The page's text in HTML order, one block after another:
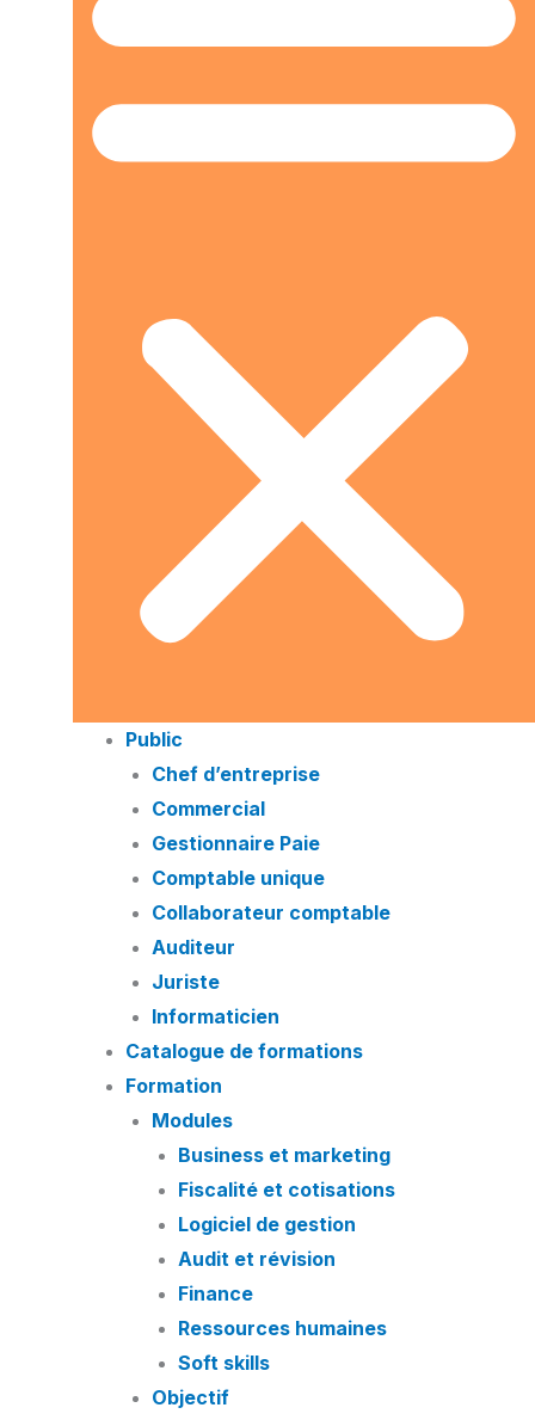
Public
Chef d’entreprise
Commercial
Gestionnaire Paie
Comptable unique
Collaborateur comptable
Auditeur
Juriste
Informaticien
Catalogue de formations
Formation
Modules
Business et marketing
Fiscalité et cotisations
Logiciel de gestion
Audit et révision
Finance
Ressources humaines
Soft skills
Objectif